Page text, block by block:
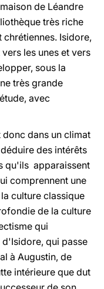
de Léandre
très riche
Isidore,
les unes et vers
sous la
très grande
avec
dans un climat
des intérêts
qu'ils apparaissent
comprennent une
culture classique
de la culture
qui
qui passe
à Augustin, de
intérieure que dut